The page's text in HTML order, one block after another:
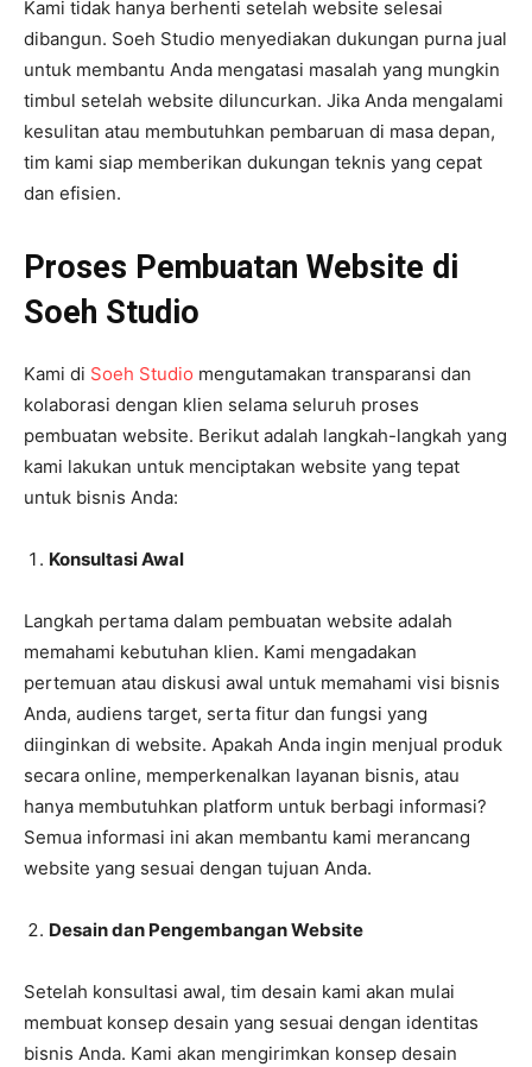
Kami tidak hanya berhenti setelah website selesai
dibangun. Soeh Studio menyediakan dukungan purna jual
untuk membantu Anda mengatasi masalah yang mungkin
timbul setelah website diluncurkan. Jika Anda mengalami
kesulitan atau membutuhkan pembaruan di masa depan,
tim kami siap memberikan dukungan teknis yang cepat
dan efisien.
Proses Pembuatan Website di
Soeh Studio
Kami di Soeh Studio mengutamakan transparansi dan
kolaborasi dengan klien selama seluruh proses
pembuatan website. Berikut adalah langkah-langkah yang
kami lakukan untuk menciptakan website yang tepat
untuk bisnis Anda:
Konsultasi Awal
Langkah pertama dalam pembuatan website adalah
memahami kebutuhan klien. Kami mengadakan
pertemuan atau diskusi awal untuk memahami visi bisnis
Anda, audiens target, serta fitur dan fungsi yang
diinginkan di website. Apakah Anda ingin menjual produk
secara online, memperkenalkan layanan bisnis, atau
hanya membutuhkan platform untuk berbagi informasi?
Semua informasi ini akan membantu kami merancang
website yang sesuai dengan tujuan Anda.
Desain dan Pengembangan Website
Setelah konsultasi awal, tim desain kami akan mulai
membuat konsep desain yang sesuai dengan identitas
bisnis Anda. Kami akan mengirimkan konsep desain